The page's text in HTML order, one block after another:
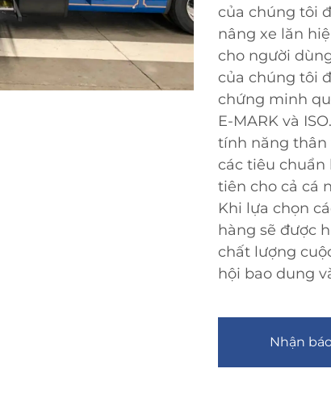
của chúng tôi
nâng xe lăn
cho người
của chúng tôi
chứng minh
E-MARK và
tính năng
các tiêu
tiên cho cả cá
Khi lựa chọn
hàng sẽ được
chất lượng
hội bao dung
Nhận